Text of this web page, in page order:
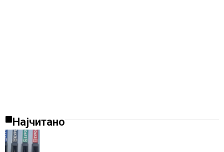
Најчитано